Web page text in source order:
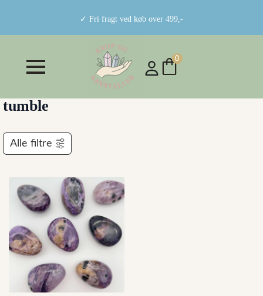
✓ Fri fragt ved køb over 499,-
0
tumble
Alle filtre